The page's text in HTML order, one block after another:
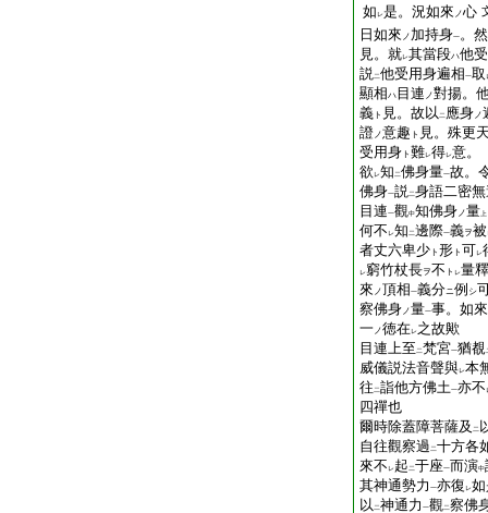
如 レ是。況如來 ノ心
日如來 ノ 加持身一。
見。就レ其當段ハ他
説二他受用身遍相一取
顯相ハ 目連 ノ對揚。
義 ト 見。故以 二 應身ノ
證ノ意趣 ト 見。殊更
受用身 ト 難レ得レ意。
欲 レ知 二佛身量一故。
佛身一説二身語二密
目連一觀中知佛身ノ量 上
何不 レ知 二邊際一義ヲ被
者丈六卑少 ト 形 ト 可レ
レ窮竹杖長ヲ不 ト レ量
來 ノ頂相一義分ニ例 シ
察佛身ノ量一事。如來
一ノ徳在レ之故歟
目連上至 二梵宮一猶覩
威儀説法音聲與レ本
往 二詣他方佛土一亦不
四禪也
爾時除蓋障菩薩及 二
自往觀察過 二十方各
來不 レ起 二于座一而演中
其神通勢力 一亦復 レ
以 二神通力 一觀二察佛